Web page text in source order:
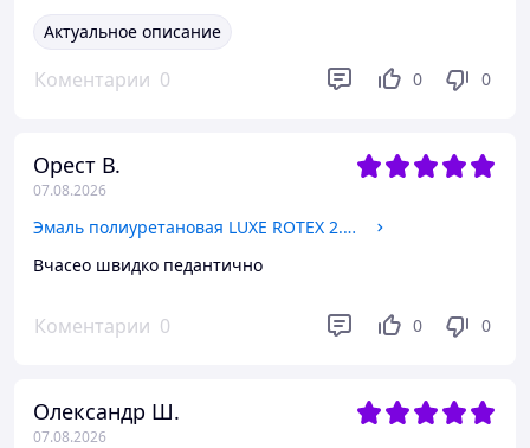
Актуальное описание
Коментарии 0 0 0
Орест В.
07.08.2026
Эмаль полиуретановая LUXE ROTEX 2.4кг (2.1л) цвета в ассортименте (матовая)
Вчасео швидко педантично
Коментарии 0 0 0
Олександр Ш.
07.08.2026